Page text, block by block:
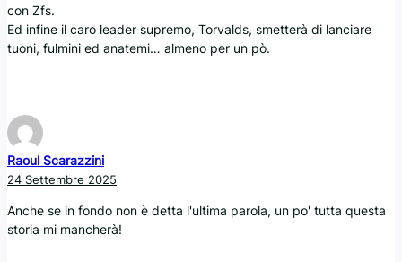
con Zfs.
Ed infine il caro leader supremo, Torvalds, smetterà di lanciare
tuoni, fulmini ed anatemi… almeno per un pò.
Raoul Scarazzini
24 Settembre 2025
Anche se in fondo non è detta l'ultima parola, un po' tutta questa
storia mi mancherà!